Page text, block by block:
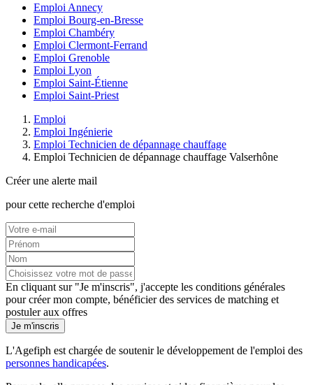
Emploi Annecy
Emploi Bourg-en-Bresse
Emploi Chambéry
Emploi Clermont-Ferrand
Emploi Grenoble
Emploi Lyon
Emploi Saint-Étienne
Emploi Saint-Priest
Emploi
Emploi Ingénierie
Emploi Technicien de dépannage chauffage
Emploi Technicien de dépannage chauffage Valserhône
Créer une alerte mail
pour cette recherche d'emploi
En cliquant sur "Je m'inscris", j'accepte les conditions générales
pour créer mon compte, bénéficier des services de matching et
postuler aux offres
Je m'inscris
L'Agefiph est chargée de soutenir le développement de l'emploi des
personnes handicapées.